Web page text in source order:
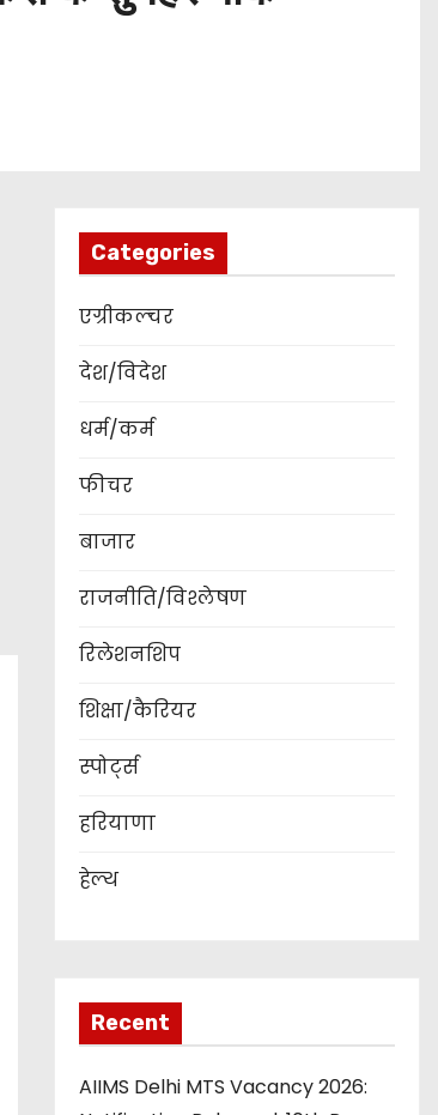
Categories
एग्रीकल्चर
देश/विदेश
धर्म/कर्म
फीचर
बाजार
राजनीति/विश्लेषण
रिलेशनशिप
शिक्षा/कैरियर
स्पोर्ट्स
हरियाणा
हेल्थ
Recent
AIIMS Delhi MTS Vacancy 2026: